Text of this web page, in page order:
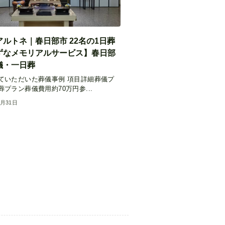
ルトネ｜春日部市 22名の1日葬
なメモリアルサービス】春日部
・一日葬
いただいた葬儀事例 項目詳細葬儀プ
プラン葬儀費用約70万円参...
31日